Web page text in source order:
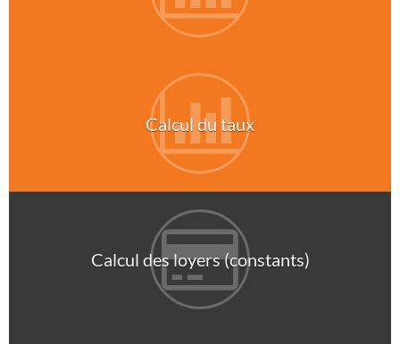
Calcul du taux
Calcul des loyers (constants)